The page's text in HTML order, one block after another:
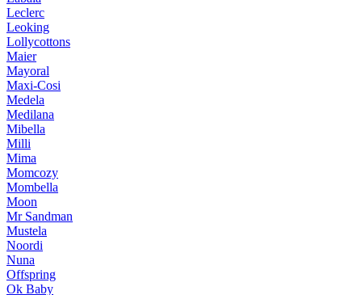
Leclerc
Leoking
Lollycottons
Maier
Mayoral
Maxi-Cosi
Medela
Medilana
Mibella
Milli
Mima
Momcozy
Mombella
Moon
Mr Sandman
Mustela
Noordi
Nuna
Offspring
Ok Baby